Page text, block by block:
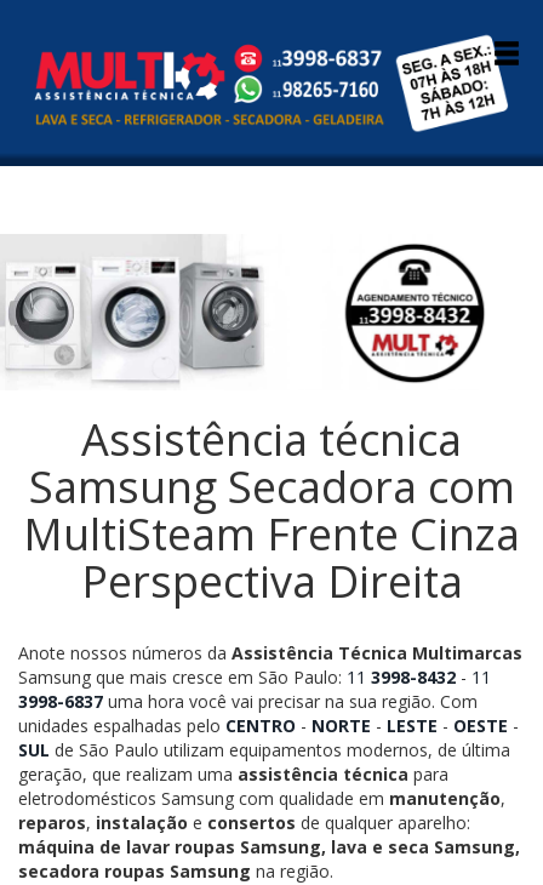
Assistência técnica
Samsung Secadora com
MultiSteam Frente Cinza
Perspectiva Direita
Anote nossos números da Assistência Técnica Multimarcas
Samsung que mais cresce em São Paulo: 11 3998-8432 - 11
3998-6837 uma hora você vai precisar na sua região. Com
unidades espalhadas pelo CENTRO - NORTE - LESTE - OESTE -
SUL de São Paulo utilizam equipamentos modernos, de última
geração, que realizam uma assistência técnica para
eletrodomésticos Samsung com qualidade em manutenção,
reparos, instalação e consertos de qualquer aparelho:
máquina de lavar roupas Samsung, lava e seca Samsung,
secadora roupas Samsung na região.